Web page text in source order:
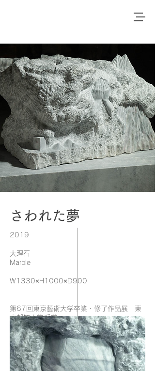
さわれた夢
2019
大理石
Marble
W1330×H1000×D900
第67回東京藝術大学卒業・修了作品展 東
京都知事賞受賞